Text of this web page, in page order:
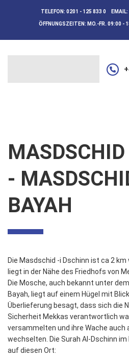
TELEFON: 0201 - 125 833 0 EMAIL:
ÖFFNUNGSZEITEN: MO.-FR. 09:00 -
-
BAYAH
Die Masdschid -i Dschinn ist ca 2
liegt in der Nähe des Friedhofs von
Die Mosche, auch bekannt unter
Bayah, liegt auf einem Hügel mit
Überlieferung besagt, dass sich die
Sicherheit Mekkas verantwortlich
versammelten und ihre Wache auch
wechselten. Die Surah Al-Dschinn
auf diesen Ort: